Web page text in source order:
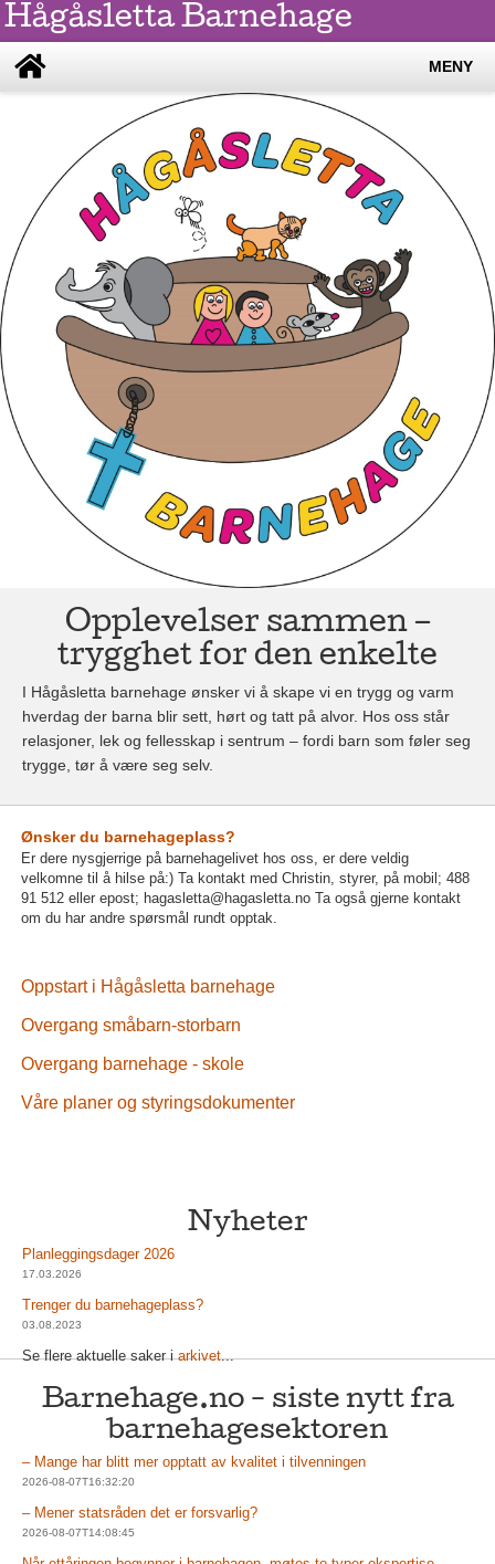
Hågåsletta Barnehage
MENY
Opplevelser sammen –
trygghet for den enkelte
I Hågåsletta barnehage ønsker vi å skape vi en trygg og varm
hverdag der barna blir sett, hørt og tatt på alvor. Hos oss står
relasjoner, lek og fellesskap i sentrum – fordi barn som føler seg
trygge, tør å være seg selv.
Ønsker du barnehageplass?
Er dere nysgjerrige på barnehagelivet hos oss, er dere veldig
velkomne til å hilse på:) Ta kontakt med Christin, styrer, på mobil; 488
91 512 eller epost; hagasletta@hagasletta.no Ta også gjerne kontakt
om du har andre spørsmål rundt opptak.
Oppstart i Hågåsletta barnehage
Overgang småbarn-storbarn
Overgang barnehage - skole
Våre planer og styringsdokumenter
Nyheter
Planleggingsdager 2026
17.03.2026
Trenger du barnehageplass?
03.08.2023
Se flere aktuelle saker iarkivet...
Barnehage.no - siste nytt fra
barnehagesektoren
– Mange har blitt mer opptatt av kvalitet i tilvenningen
2026-08-07T16:32:20
– Mener statsråden det er forsvarlig?
2026-08-07T14:08:45